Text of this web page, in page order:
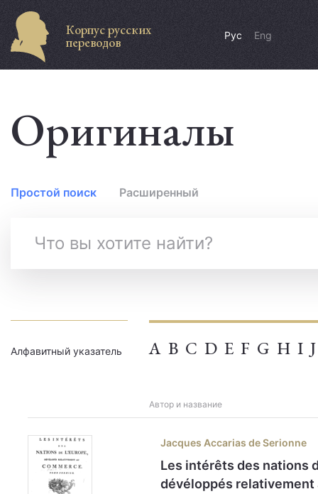
Корпус русских
переводов Рус Eng
Оригиналы
Простой поиск Расширенный
Алфавитный указатель A B C D E F G H I J
Автор и название
Jacques Accarias de Serionne
Les intérêts des nations
dévéloppés relativement